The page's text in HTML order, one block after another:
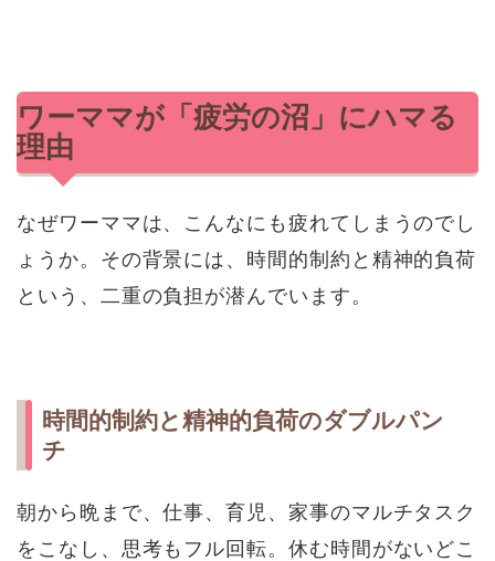
ワーママが「疲労の沼」にハマる
理由
なぜワーママは、こんなにも疲れてしまうのでし
ょうか。その背景には、時間的制約と精神的負荷
という、二重の負担が潜んでいます。
時間的制約と精神的負荷のダブルパン
チ
朝から晩まで、仕事、育児、家事のマルチタスク
をこなし、思考もフル回転。休む時間がないどこ